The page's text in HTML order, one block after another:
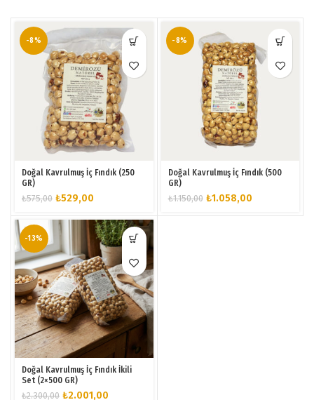
-8%
Doğal Kavrulmuş İç Fındık (250
GR)
₺575,00 Orijinal
₺575,00.
₺529,00
fiyat:
₺529,00.
-8%
Doğal Kavrulmuş İç Fındık (500
GR)
₺1.150,00 Orijinal
₺1.058,00Şu
-13%
Doğal Kavrulmuş İç Fındık İkili
Set (2×500 GR)
₺2.300,00 Orijinal
₺2.001,00